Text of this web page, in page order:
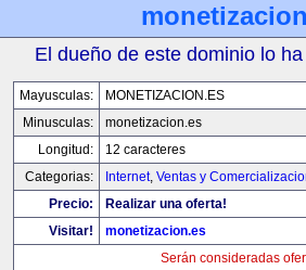
El dueño de este dominio lo
Mayusculas:
MONETIZACION.ES
Minusculas:
monetizacion.es
Longitud:
12 caracteres
Categorias:
Internet, Ventas y
Precio:
Realizar una oferta!
Visitar!
monetizacion.es
Serán consideradas